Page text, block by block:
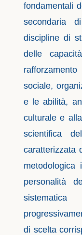
fondamentali
secondaria
discipline di
delle
sociale,
e le abilità,
culturale e
scientifica
caratterizzata
metodologica
personalità
di scelta